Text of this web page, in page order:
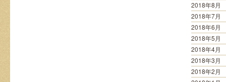
2018年8月
2018年7月
2018年6月
2018年5月
2018年4月
2018年3月
2018年2月